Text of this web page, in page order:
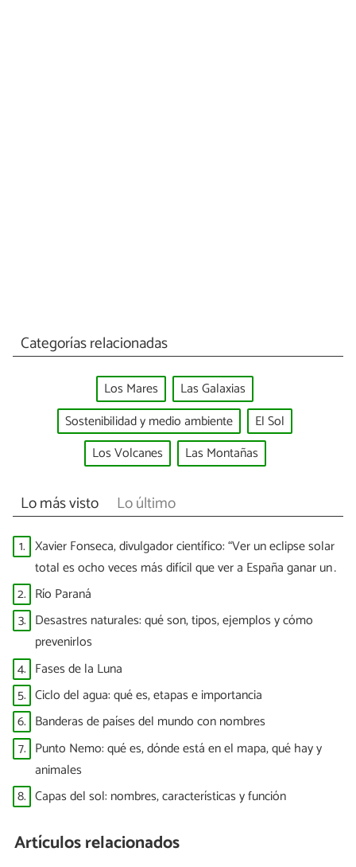
Categorías relacionadas
Los Mares
Las Galaxias
Sostenibilidad y medio ambiente
El Sol
Los Volcanes
Las Montañas
Lo más visto Lo último
1. Xavier Fonseca, divulgador científico: “Ver un eclipse solar
total es ocho veces más difícil que ver a España ganar un
Mundial”
2. Río Paraná
3. Desastres naturales: qué son, tipos, ejemplos y cómo
prevenirlos
4. Fases de la Luna
5. Ciclo del agua: qué es, etapas e importancia
6. Banderas de países del mundo con nombres
7. Punto Nemo: qué es, dónde está en el mapa, qué hay y
animales
8. Capas del sol: nombres, características y función
Artículos relacionados